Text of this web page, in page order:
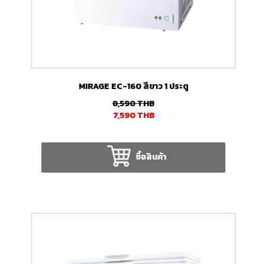
MIRAGE EC-160 สีขาว 1 ประตู
8,590THB
7,590THB
ซื้อสินค้า